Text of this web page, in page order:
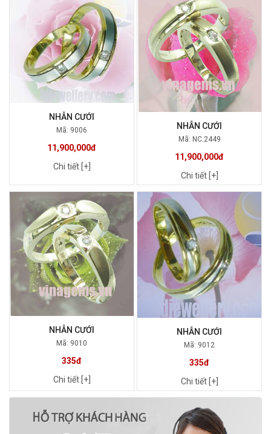
NHẪN CƯỚI
Mã: 9006
11,900,000đ
Chi tiết [+]
NHẪN CƯỚI
Mã: NC.2449
11,900,000đ
Chi tiết [+]
NHẪN CƯỚI
Mã: 9010
335đ
Chi tiết [+]
NHẪN CƯỚI
Mã: 9012
335đ
Chi tiết [+]